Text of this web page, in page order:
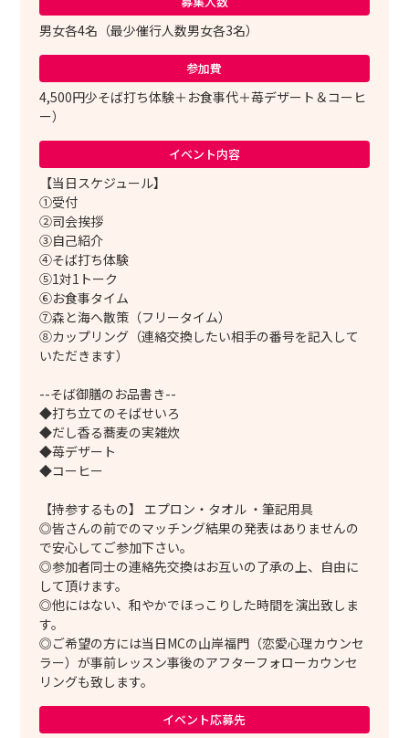
男女各4名（最少催行人数男女各3名）
参加費
4,500円少そば打ち体験＋お食事代＋苺デザート＆コーヒ
ー）
イベント内容
【当日スケジュール】
①受付
②司会挨拶
③自己紹介
④そば打ち体験
⑤1対1トーク
⑥お食事タイム
⑦森と海へ散策（フリータイム）
⑧カップリング（連絡交換したい相手の番号を記入して
いただきます）
--そば御膳のお品書き--
◆打ち立てのそばせいろ
◆だし香る蕎麦の実雑炊
◆苺デザート
◆コーヒー
【持参するもの】 エプロン・タオル ・筆記用具
◎皆さんの前でのマッチング結果の発表はありませんの
で安心してご参加下さい。
◎参加者同士の連絡先交換はお互いの了承の上、自由に
して頂けます。
◎他にはない、和やかでほっこりした時間を演出致しま
す。
◎ご希望の方には当日MCの山岸福門（恋愛心理カウンセ
ラー）が事前レッスン事後のアフターフォローカウンセ
リングも致します。
イベント応募先